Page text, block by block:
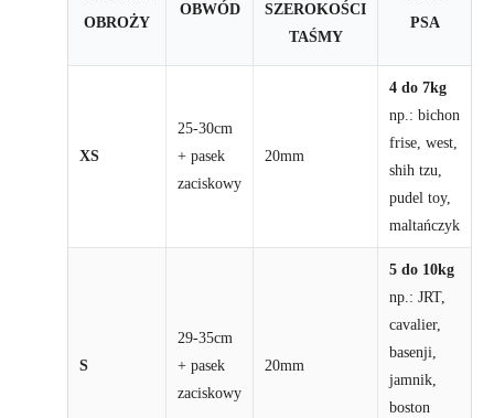
OBROŻY
OBWÓD
SZEROKOŚCI
TAŚMY
PSA
XS
25-30cm
+ pasek
zaciskowy
20mm
4 do 7kg
np.: bichon
frise, west,
shih tzu,
pudel toy,
maltańczyk
S
29-35cm
+ pasek
zaciskowy
20mm
5 do 10kg
np.: JRT,
cavalier,
basenji,
jamnik,
boston